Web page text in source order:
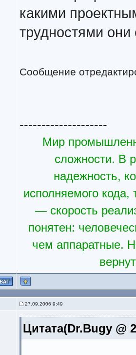
какими
трудностями они
Сообщение
--------------------
Мир
сложности. В
надежность,
исполняемого кода,
— скорость
понятен:
чем аппаратные.
27.09.2006 9:49
Цитата(Dr.Bugy @